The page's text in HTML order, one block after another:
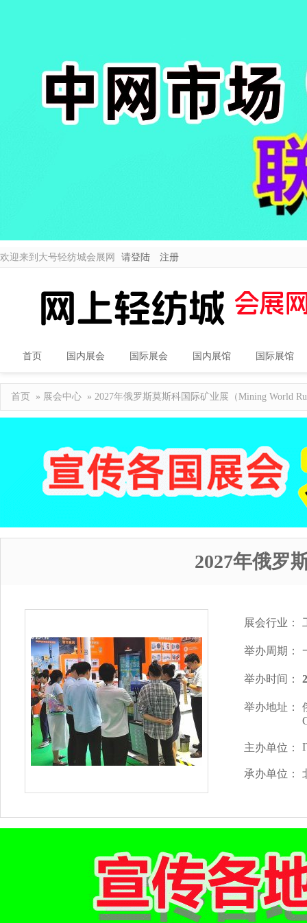
欢迎来到大号轻纺城会展网 请登陆 注册
首页 国内展会 国际展会 国内展馆 国际展馆
首页 » 展会中心 » 2027年俄罗斯莫斯科国际矿业展（Mining World
2027年俄罗
展会行业：
举办周期：
举办时间：
举办地址：
主办单位：
承办单位：